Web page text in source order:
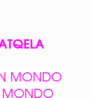
MONDO
MONDO